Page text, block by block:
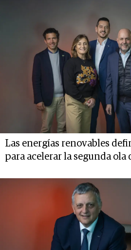
Las energías renovables
para acelerar la segunda ola